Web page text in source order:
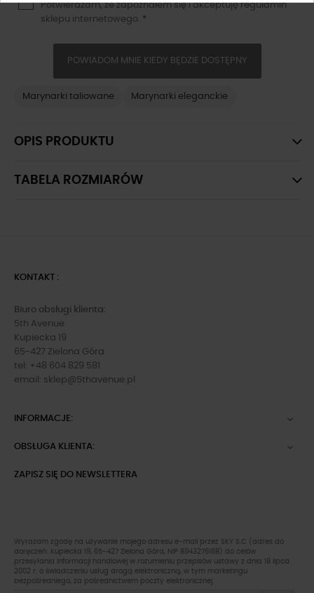
Potwierdzam, że zapoznałem się i akceptujęregulamin
sklepu internetowego. *
POWIADOM MNIE KIEDY BĘDZIE DOSTĘPNY
Marynarki taliowane Marynarki eleganckie
OPIS PRODUKTU
TABELA ROZMIARÓW
KONTAKT :
Biuro obsługi klienta:
5th Avenue
Kupiecka 19
65-427 Zielona Góra
tel: +48 604 829 581
email: sklep@5thavenue.pl
INFORMACJE: 
OBSŁUGA KLIENTA: 
ZAPISZ SIĘ DO NEWSLETTERA
Wyrażam zgodę na używanie mojego adresu e-mail przez SKY S.C (adres do
doręczeń: Kupiecka 19, 65-427 Zielona Góra, NIP 8943276168) do celów
przesyłania informacji handlowej w rozumieniu przepisów ustawy z dnia 18 lipca
2002 r. o świadczeniu usług drogą elektroniczną, w tym marketingu
bezpośredniego, za pośrednictwem poczty elektronicznej.